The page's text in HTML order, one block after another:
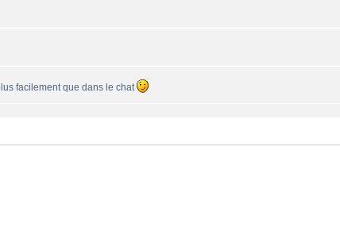
facilement que dans le chat
peu près ?